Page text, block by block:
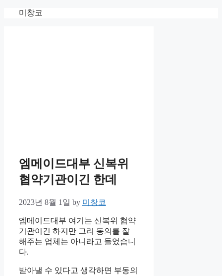
미창코
엠메이드대부 신복위
협약기관이긴 한데
2023년 8월 1일 by 미창코
엠메이드대부 여기는 신복위 협약
기관이긴 하지만 그리 동의를 잘
해주는 업체는 아니라고 들었습니
다.
받아낼 수 있다고 생각하면 부동의